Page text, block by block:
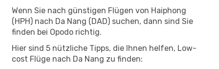
Wenn Sie nach günstigen Flügen von Haiphong
(HPH) nach Da Nang (DAD) suchen, dann sind Sie
finden bei Opodo richtig.
Hier sind 5 nützliche Tipps, die Ihnen helfen, Low-
cost Flüge nach Da Nang zu finden: